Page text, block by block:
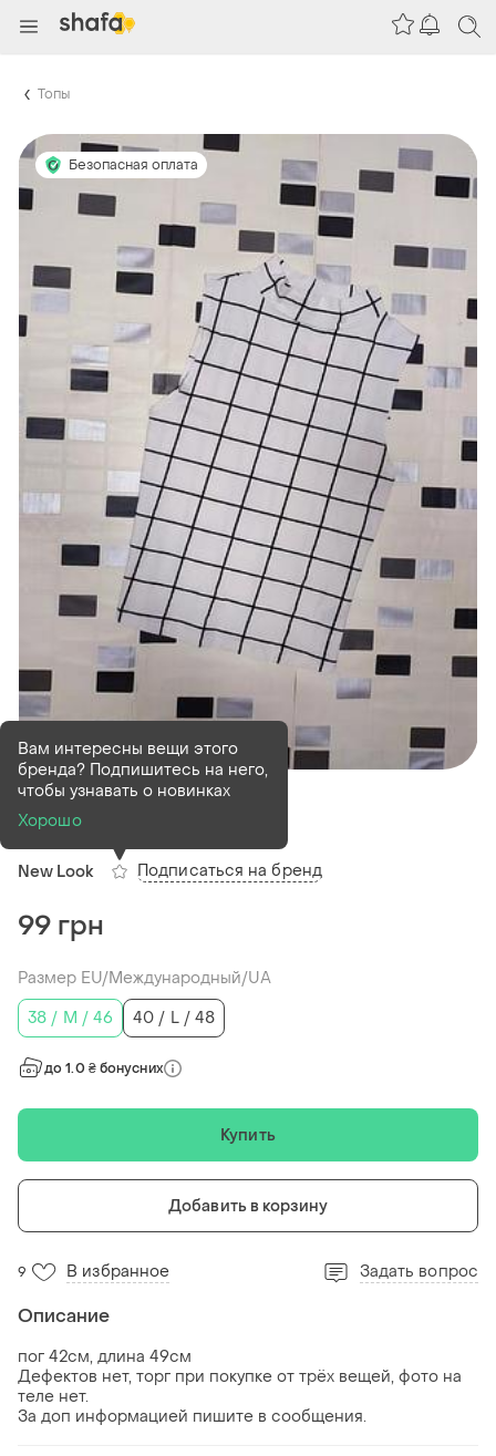
Топы
Безопасная оплата
В наличии 1 шт
Топ new look
New Look
Вам интересны вещи этого
бренда? Подпишитесь на него,
чтобы узнавать о новинках
Хорошо
Подписаться на бренд
99 грн
Размер EU/Международный/UA
38 / M / 46
40 / L / 48
до 1.0 ₴ бонусних
Купить
Добавить в корзину
9 В избранное Задать вопрос
Описание
пог 42см, длина 49см
Дефектов нет, торг при покупке от трёх вещей, фото на
теле нет.
За доп информацией пишите в сообщения.